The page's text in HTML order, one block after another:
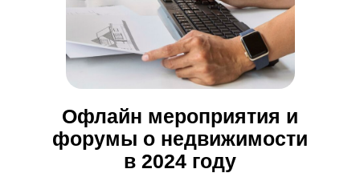
Офлайн мероприятия и
форумы о недвижимости
в 2024 году